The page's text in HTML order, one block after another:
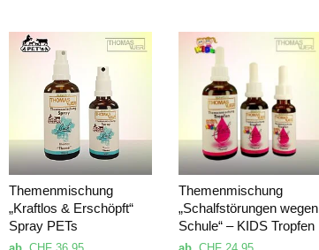
Themenmischung
„Kraftlos & Erschöpft“
Spray PETs
Themenmischung
„Schalfstörungen wegen
Schule“ – KIDS Tropfen